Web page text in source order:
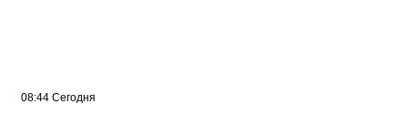
08:44 Сегодня